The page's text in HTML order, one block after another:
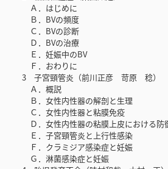
Ａ．はじめに
Ｂ．BVの頻度
Ｃ．BVの診断
Ｄ．BVの治療
Ｅ．妊娠中のBV
Ｆ．おわりに
3 子宮頸管炎（前川正彦 苛原 稔）
Ａ．概説
Ｂ．女性内性器の解剖と生理
Ｃ．女性内性器と粘膜免疫
Ｄ．女性内性器の粘膜上皮における防
Ｅ．子宮頸管炎と上行性感染
Ｆ．クラミジア感染症と妊娠
Ｇ．淋菌感染症と妊娠